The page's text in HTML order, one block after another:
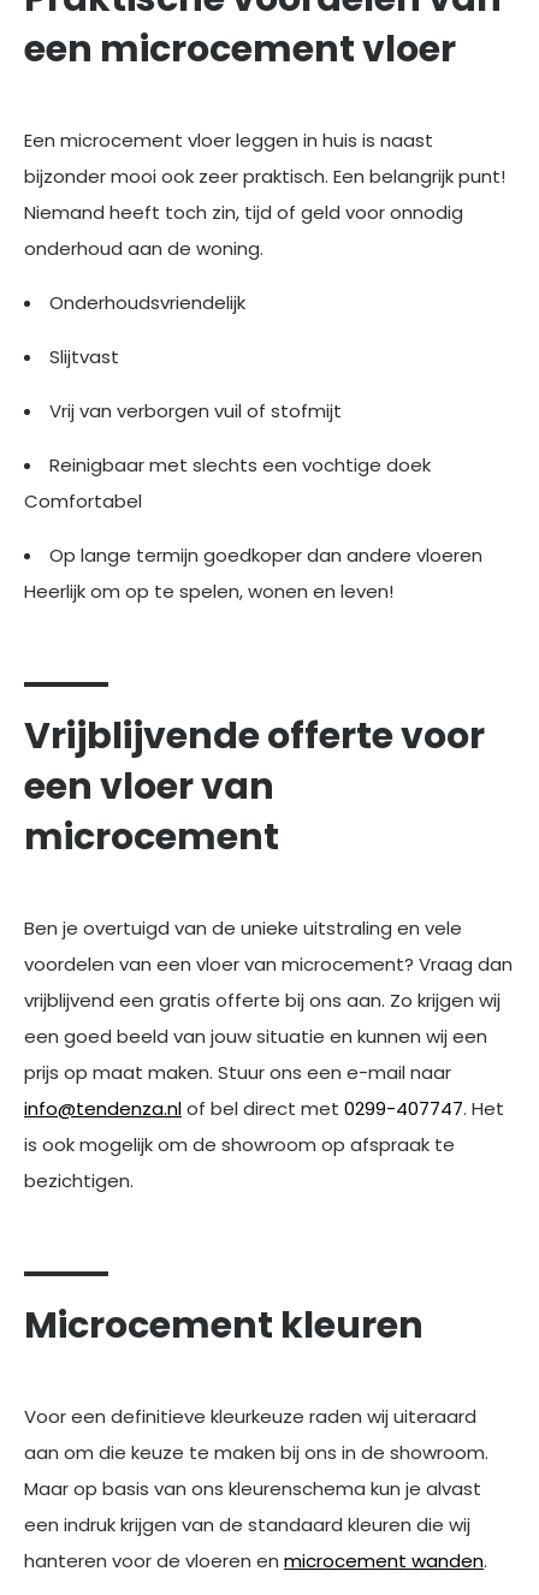
een microcement vloer
Een microcement vloer leggen in huis is naast
bijzonder mooi ook zeer praktisch. Een belangrijk punt!
Niemand heeft toch zin, tijd of geld voor onnodig
onderhoud aan de woning.
Onderhoudsvriendelijk
Slijtvast
Vrij van verborgen vuil of stofmijt
Reinigbaar met slechts een vochtige doek
Comfortabel
Op lange termijn goedkoper dan andere vloeren
Heerlijk om op te spelen, wonen en leven!
Vrijblijvende offerte voor
een vloer van
microcement
Ben je overtuigd van de unieke uitstraling en vele
voordelen van een vloer van microcement? Vraag dan
vrijblijvend een gratis offerte bij ons aan. Zo krijgen wij
een goed beeld van jouw situatie en kunnen wij een
prijs op maat maken. Stuur ons een e-mail naar
info@tendenza.nlof bel direct met 0299-407747. Het
is ook mogelijk om de showroom op afspraak te
bezichtigen.
Microcement kleuren
Voor een definitieve kleurkeuze raden wij uiteraard
aan om die keuze te maken bij ons in de showroom.
Maar op basis van ons kleurenschema kun je alvast
een indruk krijgen van de standaard kleuren die wij
hanteren voor de vloeren en microcement wanden.